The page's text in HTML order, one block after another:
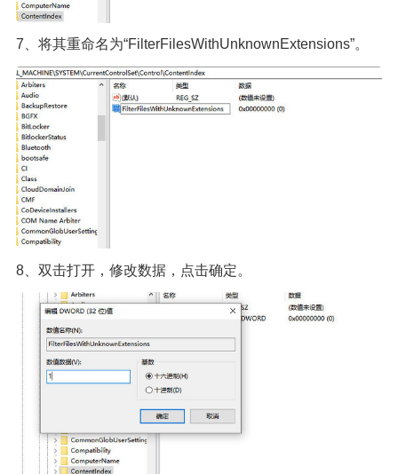
7、将其重命名为“FilterFilesWithUnknownExtensions”。
8、双击打开，修改数据，点击确定。